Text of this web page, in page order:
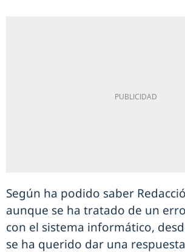
Según ha podido saber
aunque se ha tratado de un
con el sistema informático,
se ha querido dar una